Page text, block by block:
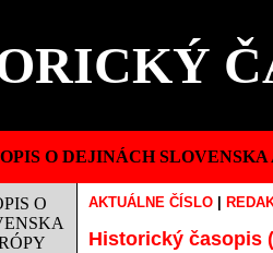
O DEJINÁCH SLOVENSKA
O
AKTUÁLNE ČÍSLO
Historický časopis